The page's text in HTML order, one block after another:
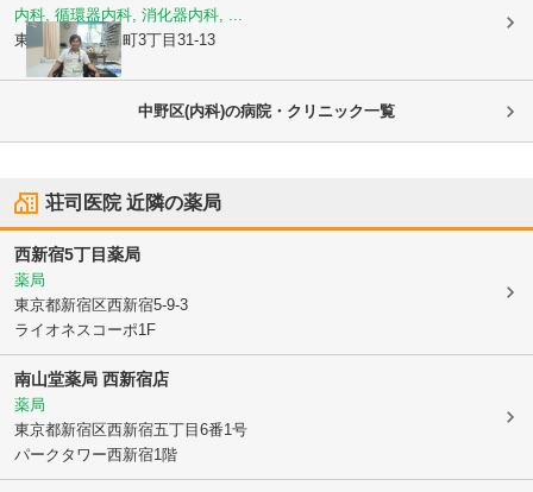
内科, 循環器内科, 消化器内科, ...
東京都渋谷区本町3丁目31-13
中野区(内科)の病院・クリニック一覧
荘司医院近隣の薬局
西新宿5丁目薬局
薬局
東京都新宿区西新宿5-9-3
ライオネスコーポ1F
南山堂薬局 西新宿店
薬局
東京都新宿区西新宿五丁目6番1号
パークタワー西新宿1階